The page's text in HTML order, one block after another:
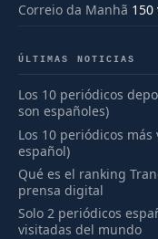
Correio da Manhã 150
ÚLTIMAS NOTICIAS
Los 10 periódicos
son españoles)
Los 10 periódicos
español)
Qué es el ranking
prensa digital
Solo 2 periódicos
visitadas del mundo